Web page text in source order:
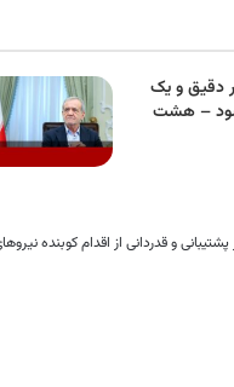
دقیق و یک
شود – هشت
و قدردانی از اقدام کوبنده